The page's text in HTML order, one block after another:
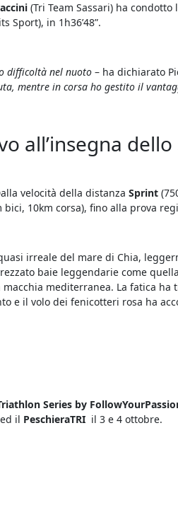
(Tri Team Sassari) ha condotto
Sport), in 1h36’48”.
difficoltà nel nuoto– ha dichiarato
mentre in corsa ho gestito il
all’insegna
velocità della distanza Sprint
bici, 10km corsa), fino alla prova
irreale del mare di Chia,
baie leggendarie come
mediterranea. La fatica
e il volo dei fenicotteri rosa ha
Series by
ed il PeschieraTRI il 3 e 4 ottobre.